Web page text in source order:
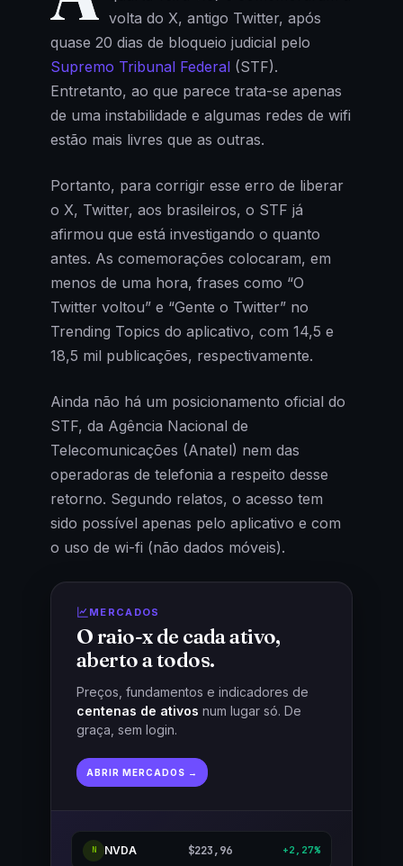
volta do X, antigo Twitter, após
quase 20 dias de bloqueio judicial pelo
Supremo Tribunal Federal (STF).
Entretanto, ao que parece trata-se apenas
de uma instabilidade e algumas redes de wifi
estão mais livres que as outras.
Portanto, para corrigir esse erro de liberar
o X, Twitter, aos brasileiros, o STF já
afirmou que está investigando o quanto
antes. As comemorações colocaram, em
menos de uma hora, frases como “O
Twitter voltou” e “Gente o Twitter” no
Trending Topics do aplicativo, com 14,5 e
18,5 mil publicações, respectivamente.
Ainda não há um posicionamento oficial do
STF, da Agência Nacional de
Telecomunicações (Anatel) nem das
operadoras de telefonia a respeito desse
retorno. Segundo relatos, o acesso tem
sido possível apenas pelo aplicativo e com
o uso de wi-fi (não dados móveis).
MERCADOS
O raio-x de cada ativo,
aberto a todos.
Preços, fundamentos e indicadores de
centenas de ativos num lugar só. De
graça, sem login.
ABRIR MERCADOS →
N NVDA $223,96 +2,27%